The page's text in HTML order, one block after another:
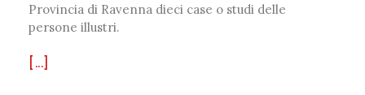
Provincia di Ravenna dieci case o studi delle
persone illustri.
[...]